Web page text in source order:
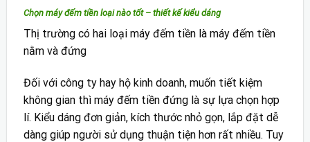
Chọn máy đếm tiền loại nào tốt – thiết kế kiểu dáng
Thị trường có hai loại máy đếm tiền là máy đếm tiền
nằm và đứng
Đối với công ty hay hộ kinh doanh, muốn tiết kiệm
không gian thì máy đếm tiền đứng là sự lựa chọn hợp
lí. Kiểu dáng đơn giản, kích thước nhỏ gọn, lắp đặt dễ
dàng giúp người sử dụng thuận tiện hơn rất nhiều. Tuy